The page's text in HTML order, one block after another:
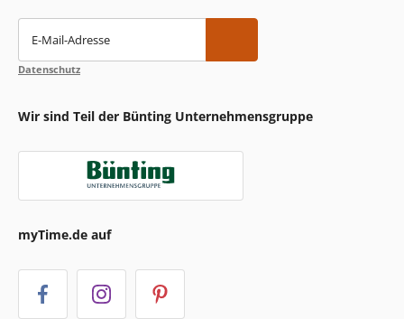
E-Mail-Adresse
Datenschutz
Wir sind Teil der Bünting Unternehmensgruppe
myTime.de auf